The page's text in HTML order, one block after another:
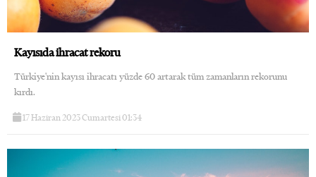
Kayısıda ihracat rekoru
Türkiye'nin kayısı ihracatı yüzde 60 artarak tüm zamanların rekorunu
kırdı.
17 Haziran 2023 Cumartesi 01:34